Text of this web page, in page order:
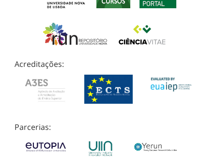
Acreditações:
Parcerias: